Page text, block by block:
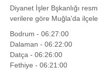
Diyanet İşler Bşkanlığı
verilere göre Muğla'da
Bodrum - 06:27:00
Dalaman - 06:22:00
Datça - 06:26:00
Fethiye - 06:21:00